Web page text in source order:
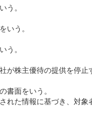
う。
いう。
う。
株主優待の提供を停止
書面をいう。
た情報に基づき、対象